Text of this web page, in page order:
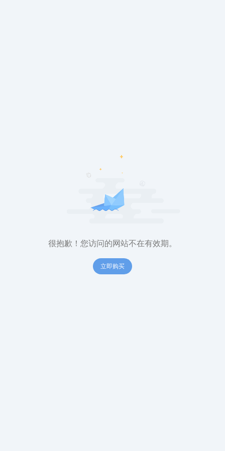
很抱歉！您访问的网站不在有效期。
立即购买